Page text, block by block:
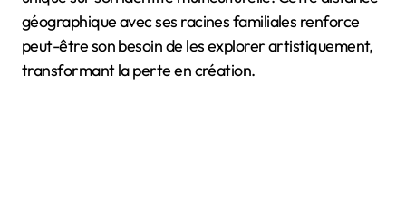
géographique avec ses racines familiales renforce
peut-être son besoin de les explorer artistiquement,
transformant la perte en création.